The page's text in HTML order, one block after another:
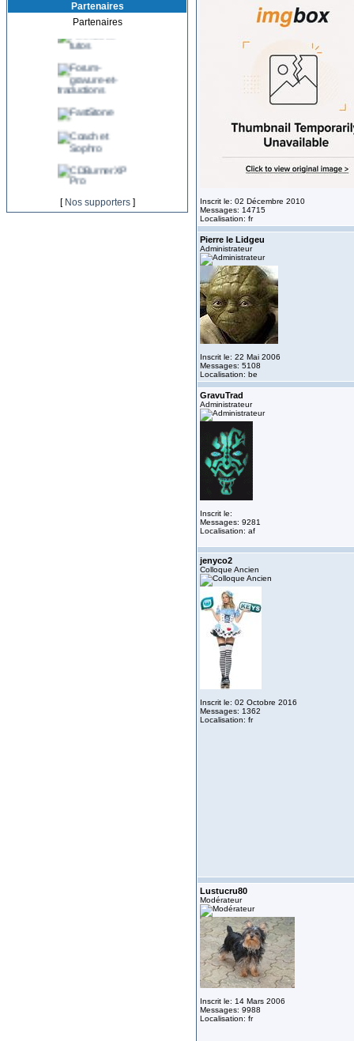
Partenaires
Partenaires
[ Nos supporters]
Inscrit le: 02 Décembre 2010
Messages: 14715
Localisation: fr
Pierre le Lidgeu
Administrateur
Inscrit le: 22 Mai 2006
Messages: 5108
Localisation: be
GravuTrad
Administrateur
Inscrit le:
Messages: 9281
Localisation: af
jenyco2
Colloque Ancien
Inscrit le: 02 Octobre 2016
Messages: 1362
Localisation: fr
Lustucru80
Modérateur
Inscrit le: 14 Mars 2006
Messages: 9988
Localisation: fr